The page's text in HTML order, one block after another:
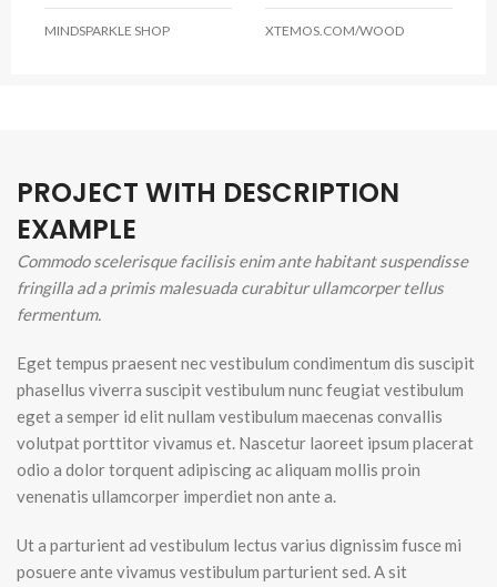
MINDSPARKLE SHOP XTEMOS.COM/WOOD
PROJECT WITH DESCRIPTION
EXAMPLE
Commodo scelerisque facilisis enim ante habitant suspendisse
fringilla ad a primis malesuada curabitur ullamcorper tellus
fermentum.
Eget tempus praesent nec vestibulum condimentum dis suscipit
phasellus viverra suscipit vestibulum nunc feugiat vestibulum
eget a semper id elit nullam vestibulum maecenas convallis
volutpat porttitor vivamus et. Nascetur laoreet ipsum placerat
odio a dolor torquent adipiscing ac aliquam mollis proin
venenatis ullamcorper imperdiet non ante a.
Ut a parturient ad vestibulum lectus varius dignissim fusce mi
posuere ante vivamus vestibulum parturient sed. A sit